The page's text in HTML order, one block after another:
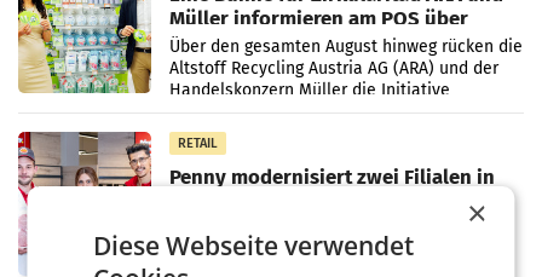
Müller informieren am POS über
Kreislauffähigkeit
Über den gesamten August hinweg rücken die
Altstoff Recycling Austria AG (ARA) und der
Handelskonzern Müller die Initiative
„Kreislauf-Helden“ in allen österreichischen
Müller-Filialen
RETAIL
Penny modernisiert zwei Filialen in
laufenden Modernisierungsoffensive
×
Diese Webseite verwendet